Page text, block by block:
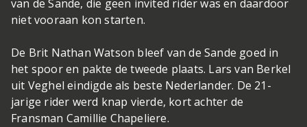
van de Sande, die geen invited rider was en daardoor
niet vooraan kon starten.
De Brit Nathan Watson bleef van de Sande goed in
het spoor en pakte de tweede plaats. Lars van Berkel
uit Veghel eindigde als beste Nederlander. De 21-
jarige rider werd knap vierde, kort achter de
Fransman Camillie Chapeliere.